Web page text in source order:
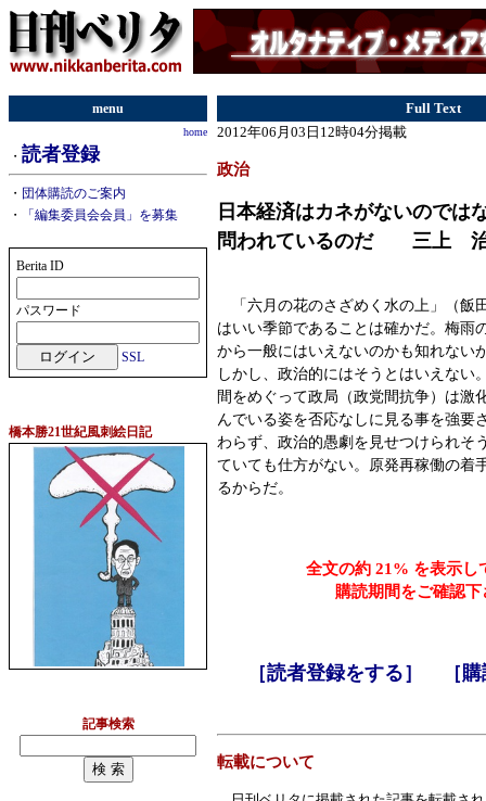
menu
home
・ 読者登録
・ 団体購読のご案内
・
「編集委員会会員」を募集
Berita ID
パスワード
SSL
橋本勝21世紀風刺絵日記
記事検索
Full Text
2012年06月03日12時04分掲載
政治
日本経済はカネがないのでは
問われているのだ 三上
「六月の花のさざめく水の上」（飯
はいい季節であることは確かだ。梅雨
から一般にはいえないのかも知れない
しかし、政治的にはそうとはいえない
間をめぐって政局（政党間抗争）は激
んでいる姿を否応なしに見る事を強要
わらず、政治的愚劇を見せつけられそ
ていても仕方がない。原発再稼働の着
るからだ。
全文の約 21% を表示し
購読期間をご確認下
［読者登録をする］ ［
転載について